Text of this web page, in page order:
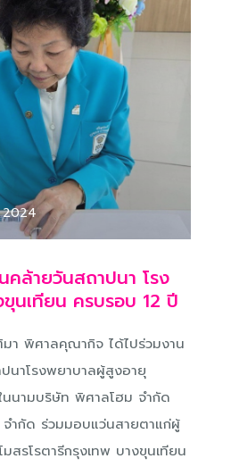
2024
ล้ายวันสถาปนา โรง
นเทียน ครบรอบ 12 ปี
พิศาลคุณากิจ ได้ไปร่วมงาน
นาโรงพยาบาลผู้สูงอายุ
นนามบริษัท พิศาลโฮม จำกัด
ำกัด ร่วมมอบแว่นสายตาแก่ผู้
สรโรตารีกรุงเทพ บางขุนเทียน